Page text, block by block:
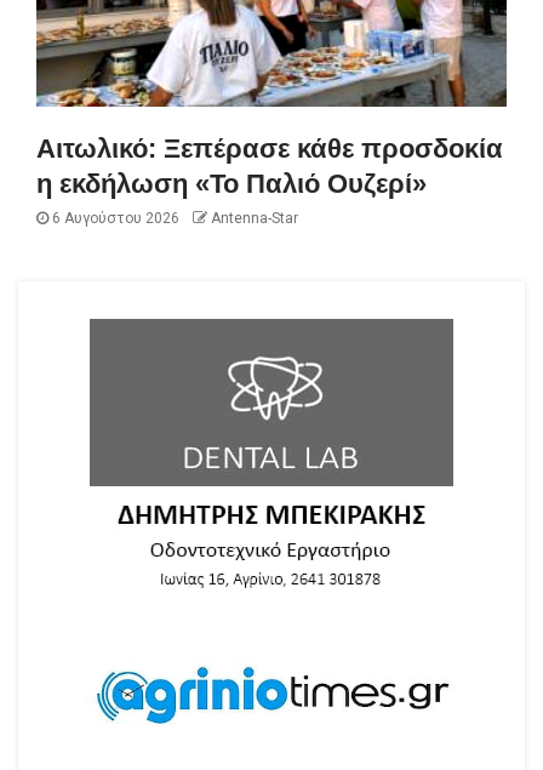
Αιτωλικό: Ξεπέρασε κάθε προσδοκία
η εκδήλωση «Το Παλιό Ουζερί»
6 Αυγούστου 2026 Antenna-Star